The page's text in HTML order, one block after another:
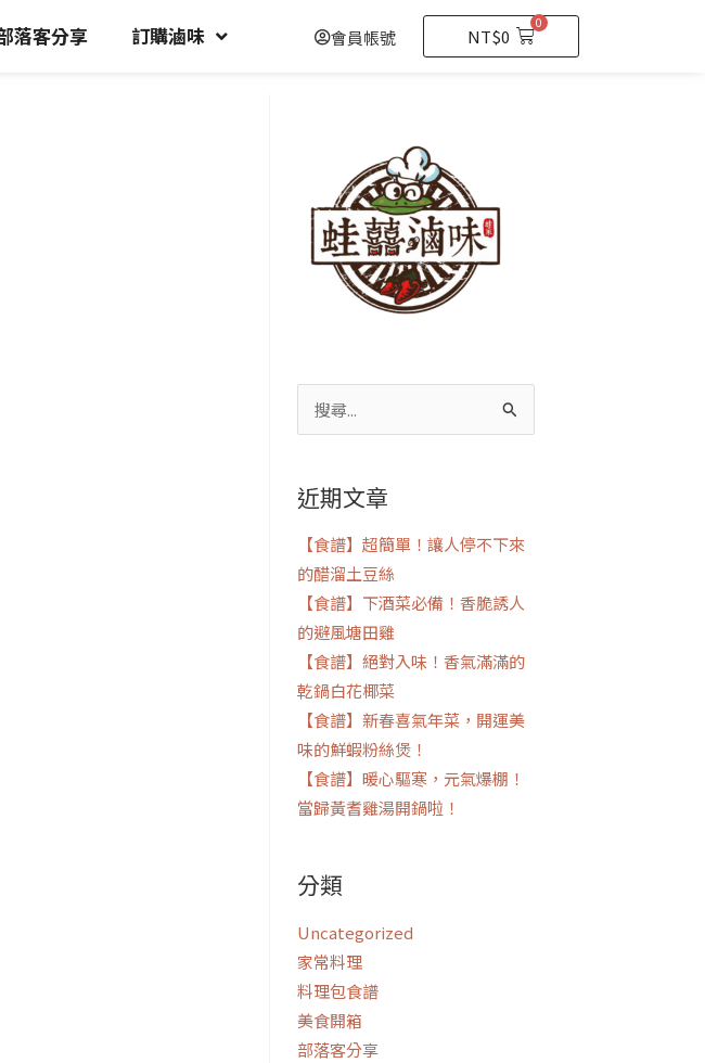
落客分享 訂購滷味 會員帳號 NT$0
0
購
物
籃
尋
鍵
近期文章
【食譜】超簡單！讓人停不下來
的醋溜土豆絲
【食譜】下酒菜必備！香脆誘人
的避風塘田雞
【食譜】絕對入味！香氣滿滿的
乾鍋白花椰菜
【食譜】新春喜氣年菜，開運美
味的鮮蝦粉絲煲！
【食譜】暖心驅寒，元氣爆棚！
當歸黃耆雞湯開鍋啦！
分類
Uncategorized
家常料理
料理包食譜
美食開箱
部落客分享